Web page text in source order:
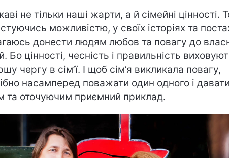
не тільки наші жарти, а й сімейні цінності.
можливістю, у своїх історіях та
донести людям любов та повагу до
Бо цінності, чесність і правильність
чергу в сім’ї. І щоб сім’я викликала повагу,
насамперед поважати один одного і давати
та оточуючим приємний приклад.